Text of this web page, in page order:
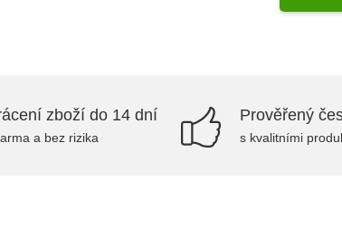
zboží do 14 dní
a bez rizika
Prověřený
s kvalitními